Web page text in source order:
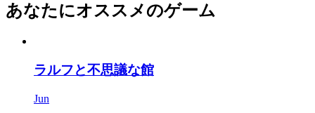
あなたにオススメのゲーム
ラルフと不思議な館
Jun